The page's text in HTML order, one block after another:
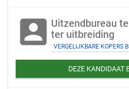
account_box Uitzendbureau
ter uitbreiding
VERGELIJKBARE KOPERS
DEZE KANDIDAAT